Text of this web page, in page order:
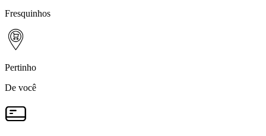
Fresquinhos
Pertinho
De você